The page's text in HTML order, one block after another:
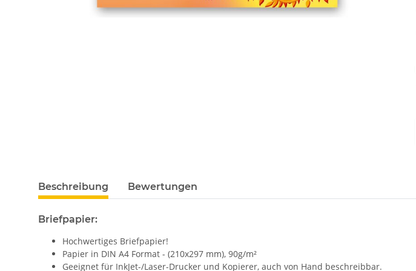
Beschreibung Bewertungen
Briefpapier:
Hochwertiges Briefpapier!
Papier in DIN A4 Format - (210x297 mm), 90g/m²
Geeignet für InkJet-/Laser-Drucker und Kopierer, auch von Hand beschreibbar.